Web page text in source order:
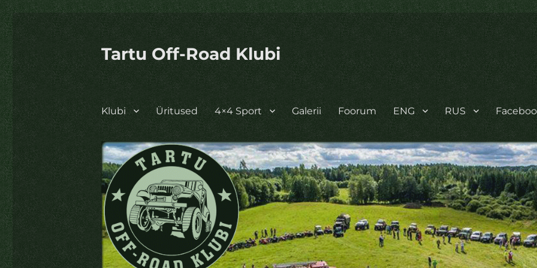
Tartu Off-Road Klubi
Klubi Üritused 4×4 Sport Galerii Foorum ENG RUS